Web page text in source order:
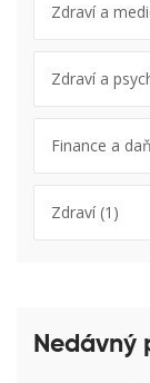
Zdraví a
Zdraví a
Finance a
Zdraví(1)
Nedávný